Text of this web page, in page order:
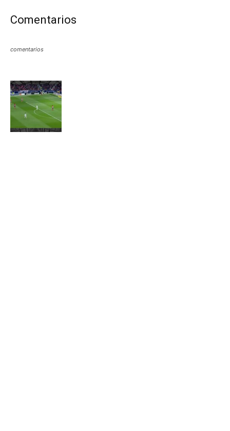
Comentarios
comentarios